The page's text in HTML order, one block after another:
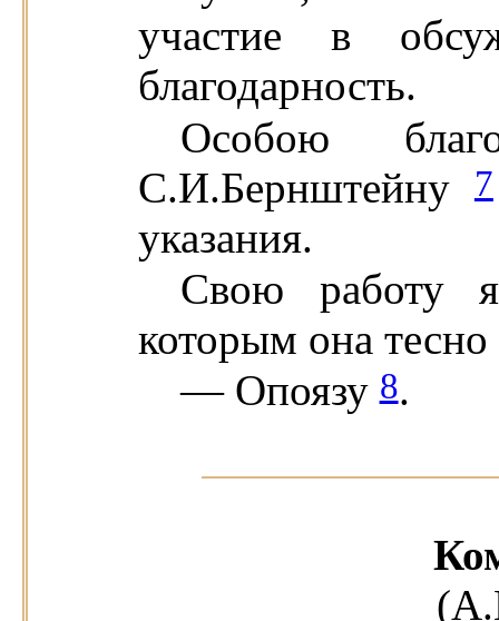
участие в
благодарность.
Особою
С.И.Бернштейну7
указания.
Свою работу
которым она тесно
— Опоязу8.